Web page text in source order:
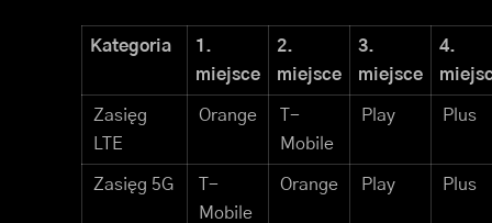
Kategoria
1.
miejsce
2.
miejsce
3.
miejsce
4.
Zasięg
LTE
Orange
T-
Mobile
Play Plus
Zasięg 5G
T-
Mobile
Orange Play Plus